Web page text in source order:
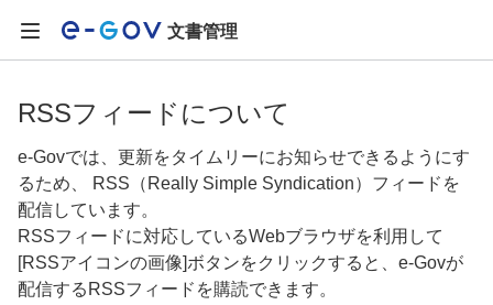
文書管理
RSSフィードについて
e-Govでは、更新をタイムリーにお知らせできるようにす
るため、 RSS（Really Simple Syndication）フィードを
配信しています。
RSSフィードに対応しているWebブラウザを利用して
[RSSアイコンの画像]ボタンをクリックすると、e-Govが
配信するRSSフィードを購読できます。